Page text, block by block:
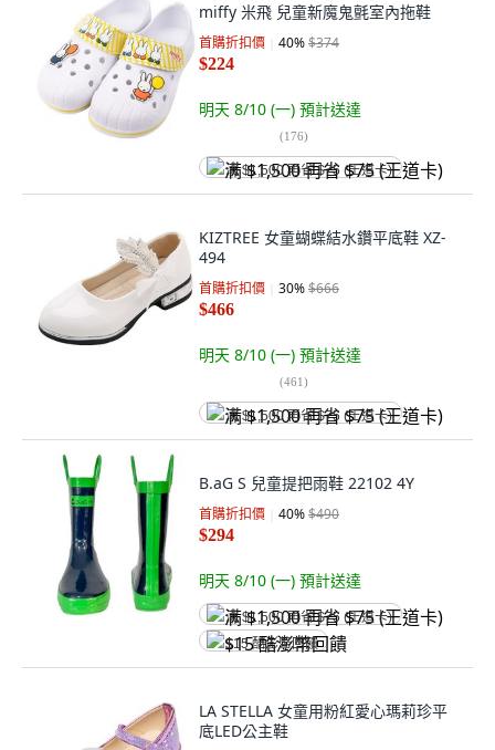
miffy 米飛 兒童新魔鬼氈室內拖鞋
首購折扣價 40%$374
$224
明天 8/10 (一) 預計送達
(176)
满 $1,500 再省 $75 (王道卡)
KIZTREE 女童蝴蝶結水鑽平底鞋 XZ-
494
首購折扣價 30%$666
$466
明天 8/10 (一) 預計送達
(461)
满 $1,500 再省 $75 (王道卡)
B.aG S 兒童提把雨鞋 22102 4Y
首購折扣價 40%$490
$294
明天 8/10 (一) 預計送達
满 $1,500 再省 $75 (王道卡)
$15 酷澎幣回饋
LA STELLA 女童用粉紅愛心瑪莉珍平
底LED公主鞋